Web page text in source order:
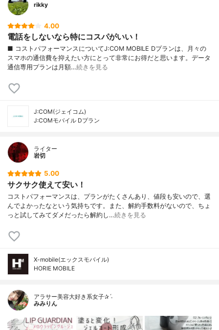
rikky
4.00
電話をしないなら特にコスパがいい！
■ コストパフォーマンスについてJ:COM MOBILE Dプランは、月々の
スマホの通信費を抑えたい方にとって非常にお得だと思います。データ
通信専用プランは月額…続きを見る
J:COM(ジェイコム)
J:COMモバイル Dプラン
ライター
岩切
5.00
サクサク使えて安い！
コストパフォーマンスは、プランがたくさんあり、値段も安いので、選
んでよかったなという気持ちです。また、解約手数料がないので、ちょ
っと試してみてダメだったら解約し…続きを見る
X-mobile(エックスモバイル)
HORIE MOBILE
アラサー美容大好き系女子✰ˊ˗
みみりん